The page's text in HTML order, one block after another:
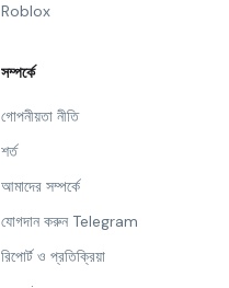
Roblox
সম্পর্কে
গোপনীয়তা নীতি
শর্ত
আমাদের সম্পর্কে
যোগদান করুন Telegram
রিপোর্ট ও প্রতিক্রিয়া